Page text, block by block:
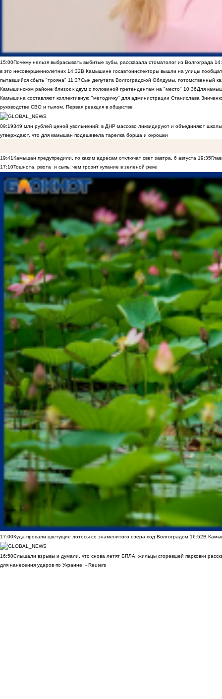
15:00Почему нельзя выбрасывать выбитые зубы, рассказала стоматолог из Волгограда
в это несовершеннолетних 14:32В Камышине госавтоинспекторы вышли на улицы
пытавшийся сбыть "трояна" 11:37Сын депутата Волгоградской Облдумы, потомственный
Камышинском районе близок к двум с половиной претендентам на "место" 10:36Для
Камышина составляют коллективную "методичку" для администрации Станислава
руководстве СВО и тылом. Первая реакция в обществе
09:19349 млн рублей ценой увольнений: в ДНР массово ликвидируют и объединяют
утверждают, что для камышан подешевела тарелка борща и окрошки
19:41Камышан предупредили, по каким адресам отключат свет завтра, 6 августа 19:35
17:10Тошнота, рвота и сыпь: чем грозит купание в зеленой реке
17:00Куда пропали цветущие лотосы со знаменитого озера под Волгоградом 16:52В
16:50Слышали взрывы и думали, что снова летят БПЛА: жильцы сгоревшей парковки
для нанесения ударов по Украине, - Reuters